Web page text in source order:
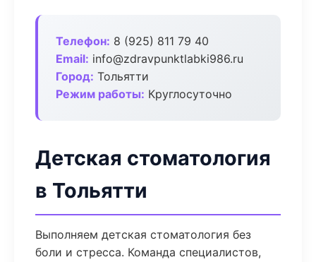
Телефон: 8 (925) 811 79 40
Email: info@zdravpunktlabki986.ru
Город: Тольятти
Режим работы: Круглосуточно
Детская стоматология
в Тольятти
Выполняем детская стоматология без
боли и стресса. Команда специалистов,